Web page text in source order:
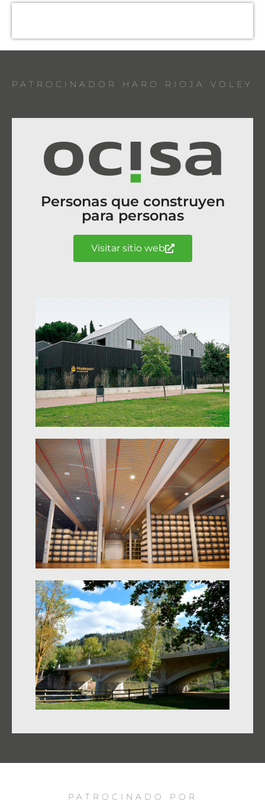
PATROCINADOR HARO RIOJA VOLEY
Personas que construyen
para personas
Visitar sitio web
PATROCINADO POR